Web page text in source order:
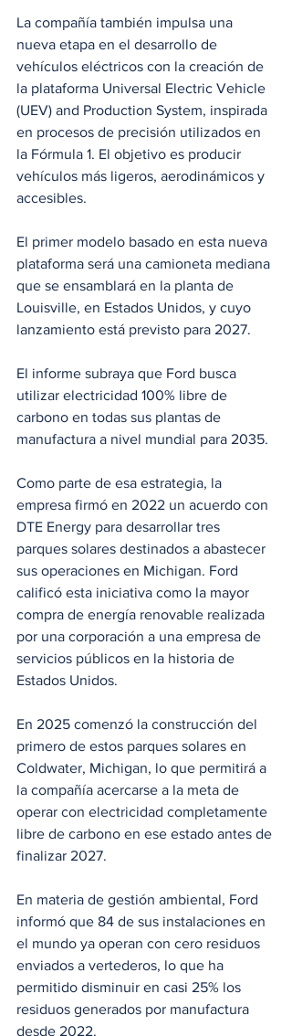
La compañía también impulsa una
nueva etapa en el desarrollo de
vehículos eléctricos con la creación de
la plataforma Universal Electric Vehicle
(UEV) and Production System, inspirada
en procesos de precisión utilizados en
la Fórmula 1. El objetivo es producir
vehículos más ligeros, aerodinámicos y
accesibles.
El primer modelo basado en esta nueva
plataforma será una camioneta mediana
que se ensamblará en la planta de
Louisville, en Estados Unidos, y cuyo
lanzamiento está previsto para 2027.
El informe subraya que Ford busca
utilizar electricidad 100% libre de
carbono en todas sus plantas de
manufactura a nivel mundial para 2035.
Como parte de esa estrategia, la
empresa firmó en 2022 un acuerdo con
DTE Energy para desarrollar tres
parques solares destinados a abastecer
sus operaciones en Michigan. Ford
calificó esta iniciativa como la mayor
compra de energía renovable realizada
por una corporación a una empresa de
servicios públicos en la historia de
Estados Unidos.
En 2025 comenzó la construcción del
primero de estos parques solares en
Coldwater, Michigan, lo que permitirá a
la compañía acercarse a la meta de
operar con electricidad completamente
libre de carbono en ese estado antes de
finalizar 2027.
En materia de gestión ambiental, Ford
informó que 84 de sus instalaciones en
el mundo ya operan con cero residuos
enviados a vertederos, lo que ha
permitido disminuir en casi 25% los
residuos generados por manufactura
desde 2022.